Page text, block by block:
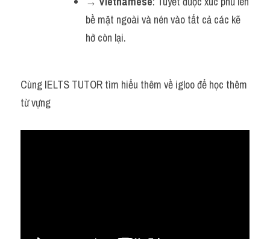
bề mặt ngoài và nén vào tất cả các kẽ
hở còn lại.
Cùng IELTS TUTOR tìm hiểu thêm về igloo để học thêm
từ vựng